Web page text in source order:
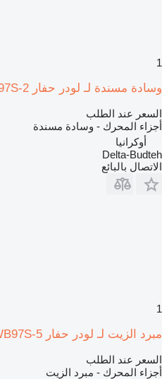
1
وسادة مسندة لـ لودر حفار Komatsu WB97S-2
السعر عند الطلب
أجزاء المحرك - وسادة مسندة
أوكرانيا
Delta-Budteh
الاتصال بالبائع
1
مبرد الزيت لـ لودر حفار Komatsu WB97S-5
السعر عند الطلب
أجزاء المحرك - مبرد الزيت